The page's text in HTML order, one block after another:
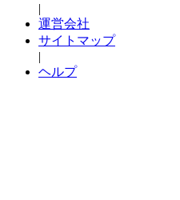
|
運営会社
サイトマップ
|
ヘルプ